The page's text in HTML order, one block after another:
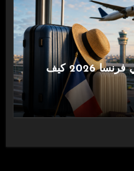
دليل أكواد المطارات في فرنسا 2026 كيف